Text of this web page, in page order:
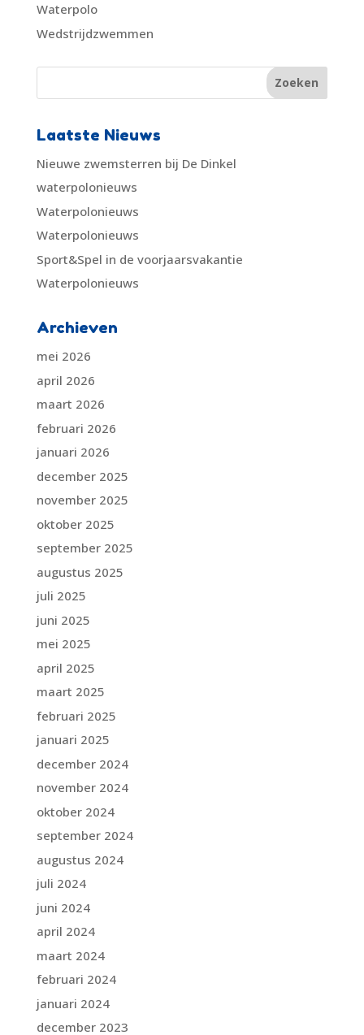
Waterpolo
Wedstrijdzwemmen
Laatste Nieuws
Nieuwe zwemsterren bij De Dinkel
waterpolonieuws
Waterpolonieuws
Waterpolonieuws
Sport&Spel in de voorjaarsvakantie
Waterpolonieuws
Archieven
mei 2026
april 2026
maart 2026
februari 2026
januari 2026
december 2025
november 2025
oktober 2025
september 2025
augustus 2025
juli 2025
juni 2025
mei 2025
april 2025
maart 2025
februari 2025
januari 2025
december 2024
november 2024
oktober 2024
september 2024
augustus 2024
juli 2024
juni 2024
april 2024
maart 2024
februari 2024
januari 2024
december 2023